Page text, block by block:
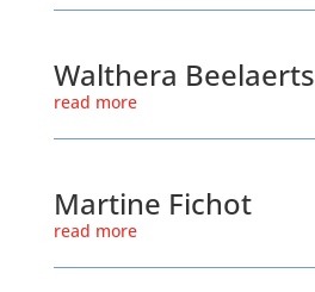
Walthera Beelaerts
read more
Martine Fichot
read more